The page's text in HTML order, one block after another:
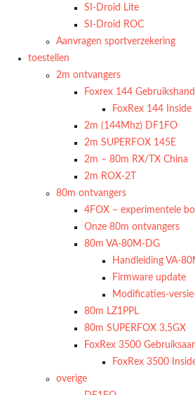
SI-Droid Lite
SI-Droid ROC
Aanvragen sportverzekering
toestellen
2m ontvangers
Foxrex 144
FoxRex 144 Inside
2m (144Mhz) DF1FO
2m SUPERFOX 145E
2m – 80m RX/TX China
2m ROX-2T
80m ontvangers
4FOX – experimentele
Onze 80m ontvangers
80m VA-80M-DG
Handleiding VA-
Firmware update
Modificaties-
80m LZ1PPL
80m SUPERFOX 3,5GX
FoxRex 3500
FoxRex 3500
overige